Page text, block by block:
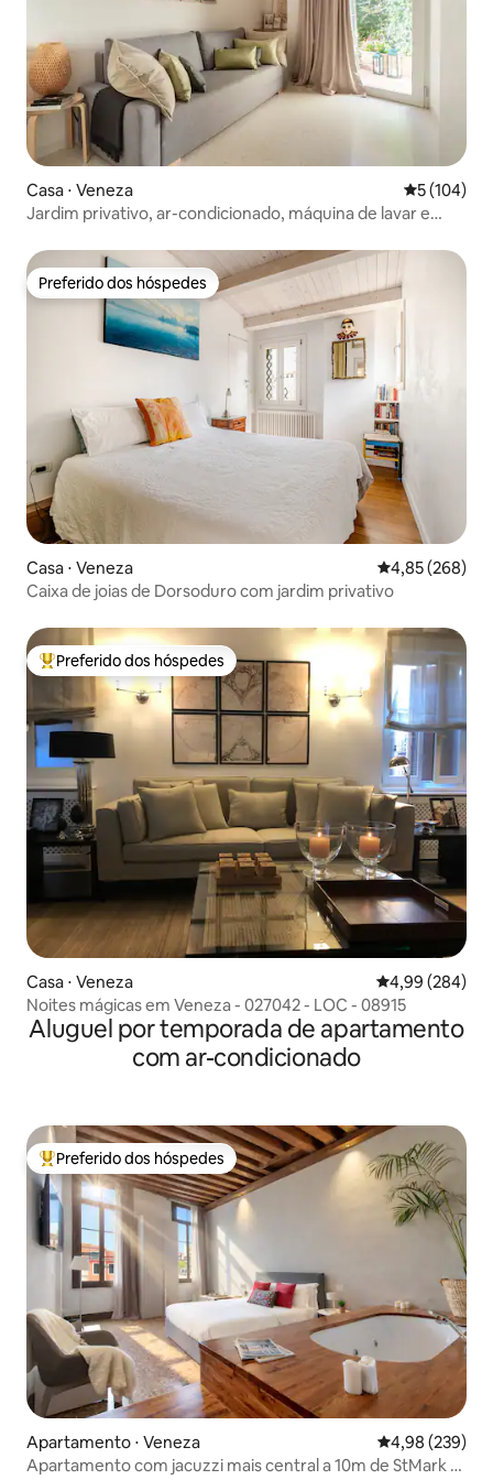
Casa ⋅ Veneza 5 de uma
5 (104)
Jardim privativo, ar-condicionado, máquina de lavar e
Preferido dos hóspedes
Preferido dos hóspedes
Casa ⋅ Veneza 4,85 de uma
4,85 (268)
Caixa de joias de Dorsoduro com jardim privativo
Entre os melhores preferidos dos hóspedes
Preferido dos hóspedes
Casa ⋅ Veneza 4,99 de uma
4,99 (284)
Noites mágicas em Veneza - 027042 - LOC - 08915
Aluguel por temporada de apartamento
com ar-condicionado
Entre os melhores preferidos dos hóspedes
Preferido dos hóspedes
Apartamento ⋅ Veneza 4,98 de uma
4,98 (239)
Apartamento com jacuzzi mais central a 10m de StMark e